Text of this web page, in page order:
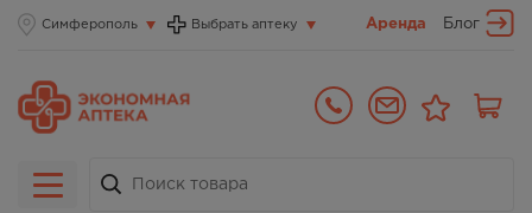
Симферополь Выбрать аптеку Аренда Блог